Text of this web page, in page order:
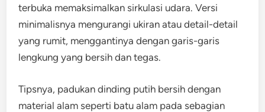
terbuka memaksimalkan sirkulasi udara. Versi
minimalisnya mengurangi ukiran atau detail-detail
yang rumit, menggantinya dengan garis-garis
lengkung yang bersih dan tegas.
Tipsnya, padukan dinding putih bersih dengan
material alam seperti batu alam pada sebagian